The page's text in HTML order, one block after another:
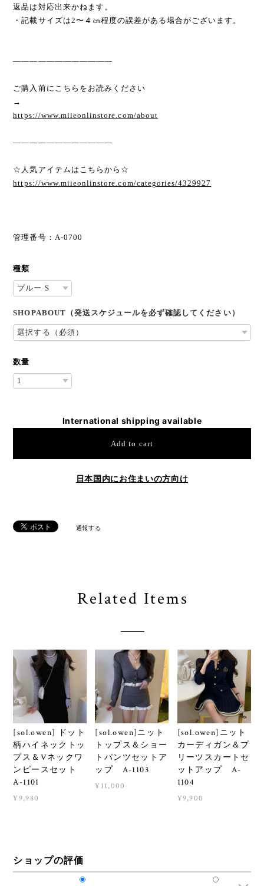
返品は対応出来かねます。
・記載サイズは2〜４㎝程度の誤差がある場合がございます。
————————————
ご購入前にこちらをお読みください
→
https://www.miieonlinstore.com/about
————————————
☆人気アイテムはこちらから☆
https://www.miieonlinstore.com/categories/4329927
管理番号：A-0700
種類
SHOPABOUT（発送スケジュールを必ず確認してください）
数量
International shipping available
Add to cart
日本国内にお住まいの方向け
通報する
Related Items
[sol.owen] ドット
柄ハイネックトッ
プス＆Vネックワ
ンピースセット
A-1101
¥9,980
[sol.owen]ニット
トップス＆ショー
トパンツセットア
ップ A-1103
¥11,000
[sol.owen]ニット
カーディガン＆プ
リーツスカートセ
ットアップ A-
1104
¥9,900
ショップの評価